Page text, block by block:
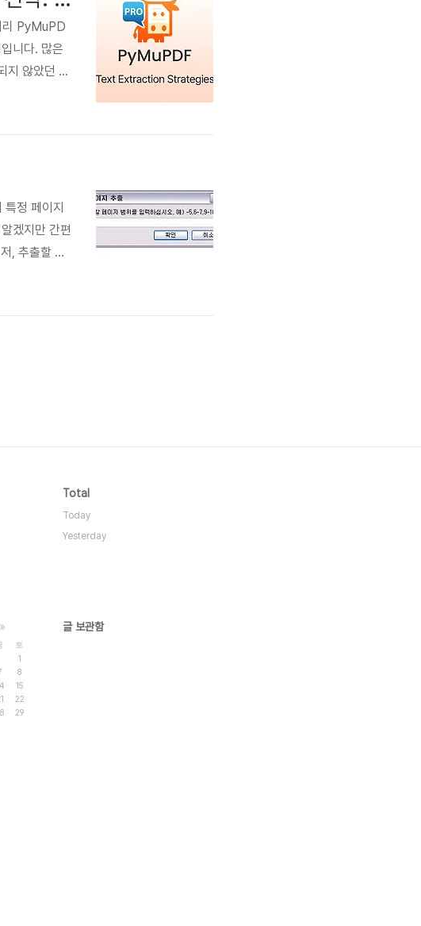
리 PyMuPD
니다. 많은
지 않았던 경
파피루스에
정 페이지
겠지만 간편
, 추출할 페
위에 있
Total
Today
Yesterday
»
토
1
8
15
22
29
글 보관함